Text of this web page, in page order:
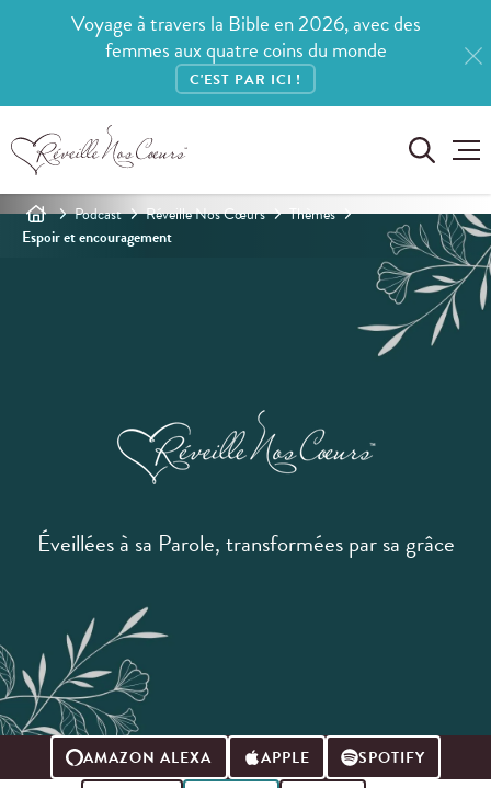
Voyage à travers la Bible en 2026, avec des
femmes aux quatre coins du monde
C'EST PAR ICI !
Podcast Réveille Nos Cœurs
Thèmes
Espoir et encouragement
Éveillées à sa Parole, transformées par sa grâce
AMAZON ALEXA APPLE
SPOTIFY